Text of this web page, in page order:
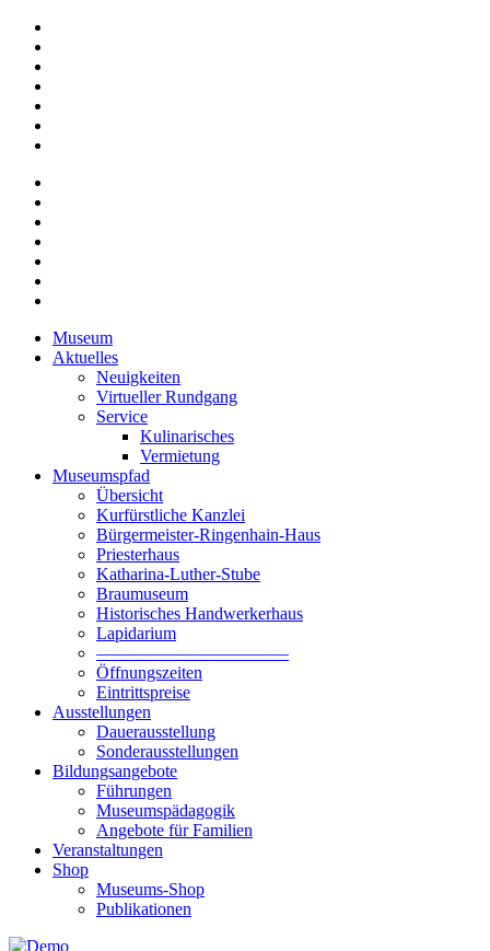
Museum
Aktuelles
Neuigkeiten
Virtueller Rundgang
Service
Kulinarisches
Vermietung
Museumspfad
Übersicht
Kurfürstliche Kanzlei
Bürgermeister-Ringenhain-Haus
Priesterhaus
Katharina-Luther-Stube
Braumuseum
Historisches Handwerkerhaus
Lapidarium
––––––––––––––––––––––
Öffnungszeiten
Eintrittspreise
Ausstellungen
Dauerausstellung
Sonderausstellungen
Bildungsangebote
Führungen
Museumspädagogik
Angebote für Familien
Veranstaltungen
Shop
Museums-Shop
Publikationen